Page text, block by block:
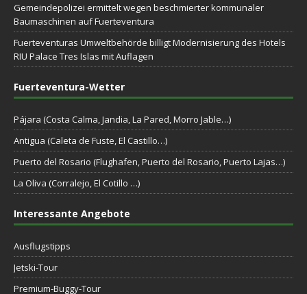
Gemeindepolizei ermittelt wegen beschmierter kommunaler
Baumaschinen auf Fuerteventura
Fuerteventuras Umweltbehörde billigt Modernisierung des Hotels
RIU Palace Tres Islas mit Auflagen
Fuerteventura-Wetter
Pájara (Costa Calma, Jandia, La Pared, Morro Jable…)
Antigua (Caleta de Fuste, El Castillo…)
Puerto del Rosario (Flughafen, Puerto del Rosario, Puerto Lajas…)
La Oliva (Corralejo, El Cotillo …)
Interessante Angebote
Ausflugstipps
Jetski-Tour
Premium-Buggy-Tour